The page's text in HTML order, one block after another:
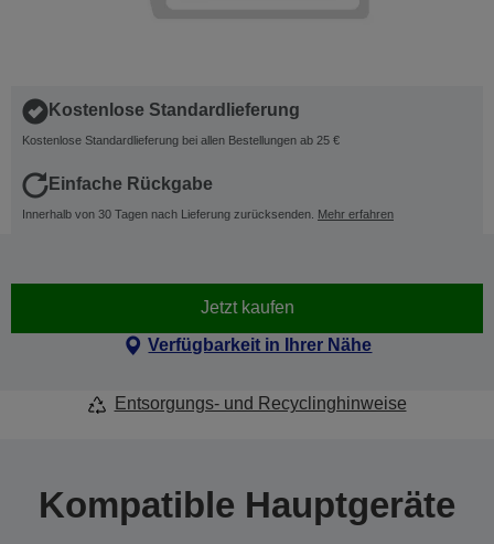
Kostenlose Standardlieferung
Kostenlose Standardlieferung bei allen Bestellungen ab 25 €
Einfache Rückgabe
Innerhalb von 30 Tagen nach Lieferung zurücksenden. Mehr erfahren
Jetzt kaufen
Verfügbarkeit in Ihrer Nähe
Entsorgungs- und Recyclinghinweise
Kompatible Hauptgeräte